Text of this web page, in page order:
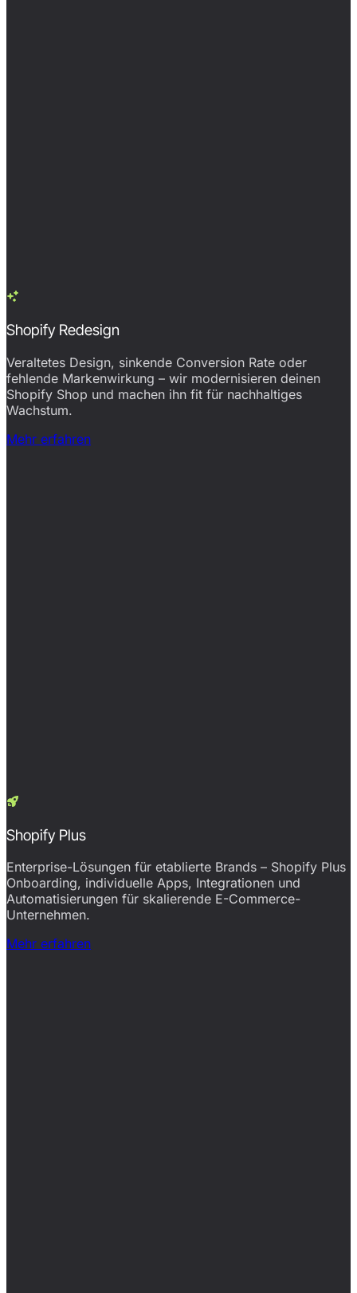
Shopify Redesign
Veraltetes Design, sinkende Conversion Rate oder
fehlende Markenwirkung – wir modernisieren deinen
Shopify Shop und machen ihn fit für nachhaltiges
Wachstum.
Mehr erfahren
Shopify Plus
Enterprise-Lösungen für etablierte Brands – Shopify Plus
Onboarding, individuelle Apps, Integrationen und
Automatisierungen für skalierende E-Commerce-
Unternehmen.
Mehr erfahren